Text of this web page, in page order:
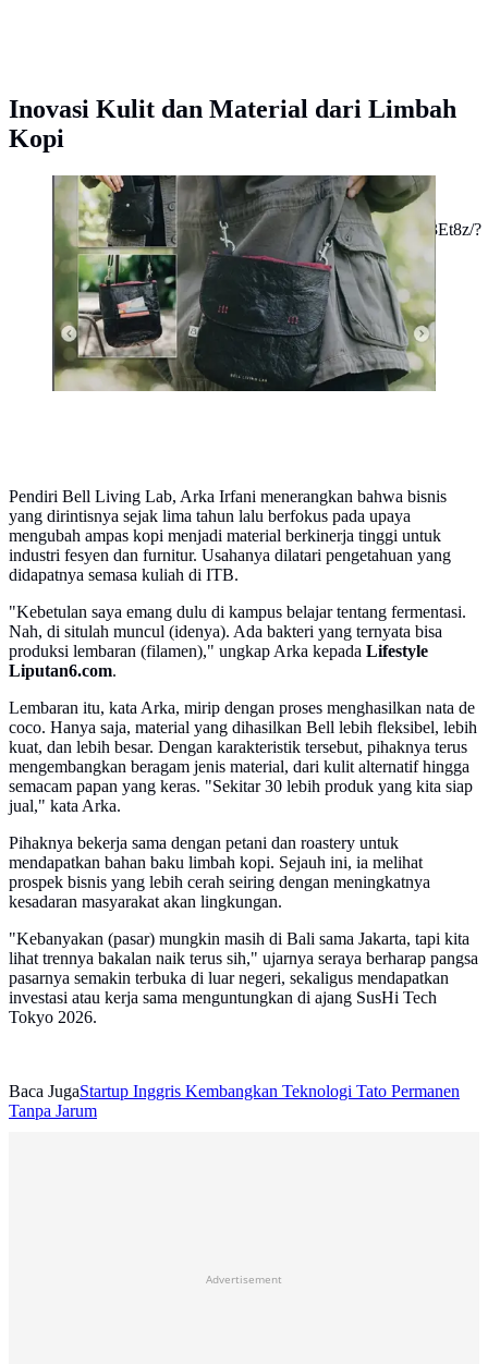
Inovasi Kulit dan Material dari Limbah
Kopi
Salah satu produk yang dihasilkan dari limbah kopi.
(dok. Tangkapan layar Instagram
@bell_livinglab/https://www.instagram.com/p/DUp79t3Et8z/?
img_index=2/Dinny Mutiah)
Pendiri Bell Living Lab, Arka Irfani menerangkan bahwa bisnis
yang dirintisnya sejak lima tahun lalu berfokus pada upaya
mengubah ampas kopi menjadi material berkinerja tinggi untuk
industri fesyen dan furnitur. Usahanya dilatari pengetahuan yang
didapatnya semasa kuliah di ITB.
"Kebetulan saya emang dulu di kampus belajar tentang fermentasi.
Nah, di situlah muncul (idenya). Ada bakteri yang ternyata bisa
produksi lembaran (filamen)," ungkap Arka kepada Lifestyle
Liputan6.com.
Lembaran itu, kata Arka, mirip dengan proses menghasilkan nata de
coco. Hanya saja, material yang dihasilkan Bell lebih fleksibel, lebih
kuat, dan lebih besar. Dengan karakteristik tersebut, pihaknya terus
mengembangkan beragam jenis material, dari kulit alternatif hingga
semacam papan yang keras. "Sekitar 30 lebih produk yang kita siap
jual," kata Arka.
Pihaknya bekerja sama dengan petani dan roastery untuk
mendapatkan bahan baku limbah kopi. Sejauh ini, ia melihat
prospek bisnis yang lebih cerah seiring dengan meningkatnya
kesadaran masyarakat akan lingkungan.
"Kebanyakan (pasar) mungkin masih di Bali sama Jakarta, tapi kita
lihat trennya bakalan naik terus sih," ujarnya seraya berharap pangsa
pasarnya semakin terbuka di luar negeri, sekaligus mendapatkan
investasi atau kerja sama menguntungkan di ajang SusHi Tech
Tokyo 2026.
Baca JugaStartup Inggris Kembangkan Teknologi Tato Permanen
Tanpa Jarum
Advertisement